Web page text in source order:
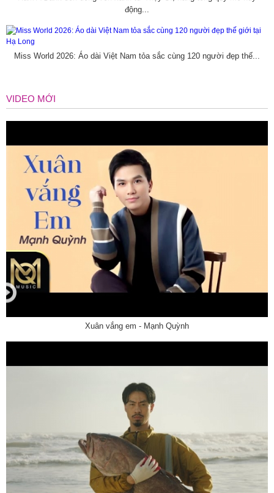
động...
Miss World 2026: Áo dài Việt Nam tỏa sắc cùng 120 người đẹp thế...
VIDEO MỚI
Xuân vắng em - Mạnh Quỳnh